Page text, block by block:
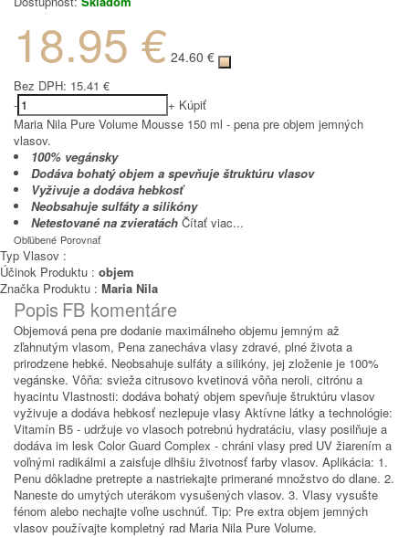
18.95 € 24.60 €
Bez DPH: 15.41 €
-
+ Kúpiť
Maria Nila Pure Volume Mousse 150 ml - pena pre objem jemných
vlasov.
100% vegánsky
Dodáva bohatý objem a spevňuje štruktúru vlasov
Vyživuje a dodáva hebkosť
Neobsahuje sulfáty a silikóny
Netestované na zvieratách Čítať viac...
Obľúbené Porovnať
Typ Vlasov :
Účinok Produktu : objem
Značka Produktu : Maria Nila
Popis FB komentáre
Objemová pena pre dodanie maximálneho objemu jemným až
zľahnutým vlasom, Pena zanecháva vlasy zdravé, plné života a
prirodzene hebké. Neobsahuje sulfáty a silikóny, jej zloženie je 100%
vegánske. Vôňa: svieža citrusovo kvetinová vôňa neroli, citrónu a
hyacintu Vlastnosti: dodáva bohatý objem spevňuje štruktúru vlasov
vyživuje a dodáva hebkosť nezlepuje vlasy Aktívne látky a technológie:
Vitamín B5 - udržuje vo vlasoch potrebnú hydratáciu, vlasy posilňuje a
dodáva im lesk Color Guard Complex - chráni vlasy pred UV žiarením a
voľnými radikálmi a zaisťuje dlhšiu životnosť farby vlasov. Aplikácia: 1.
Penu dôkladne pretrepte a nastriekajte primerané množstvo do dlane. 2.
Naneste do umytých uterákom vysušených vlasov. 3. Vlasy vysušte
fénom alebo nechajte voľne uschnúť. Tip: Pre extra objem jemných
vlasov používajte kompletný rad Maria Nila Pure Volume.